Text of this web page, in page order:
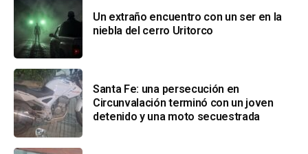
Un extraño encuentro con un ser en la
niebla del cerro Uritorco
Santa Fe: una persecución en
Circunvalación terminó con un joven
detenido y una moto secuestrada